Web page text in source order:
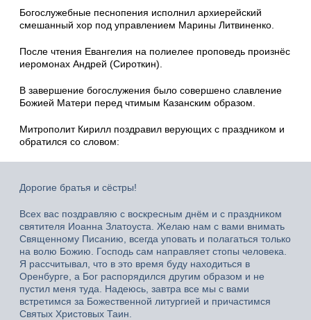
Богослужебные песнопения исполнил архиерейский
смешанный хор под управлением Марины Литвиненко.
После чтения Евангелия на полиелее проповедь произнёс
иеромонах Андрей (Сироткин).
В завершение богослужения было совершено славление
Божией Матери перед чтимым Казанским образом.
Митрополит Кирилл поздравил верующих с праздником и
обратился со словом:
Дорогие братья и сёстры!
Всех вас поздравляю с воскресным днём и с праздником
святителя Иоанна Златоуста. Желаю нам с вами внимать
Священному Писанию, всегда уповать и полагаться только
на волю Божию. Господь сам направляет стопы человека.
Я рассчитывал, что в это время буду находиться в
Оренбурге, а Бог распорядился другим образом и не
пустил меня туда. Надеюсь, завтра все мы с вами
встретимся за Божественной литургией и причастимся
Святых Христовых Таин.